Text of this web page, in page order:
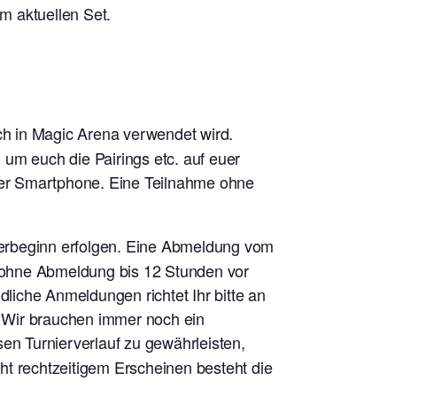
aktuellen Set.
in Magic Arena verwendet wird.
euch die Pairings etc. auf euer
Smartphone. Eine Teilnahme ohne
erfolgen. Eine Abmeldung vom
Abmeldung bis 12 Stunden vor
Anmeldungen richtet Ihr bitte an
brauchen immer noch ein
Turnierverlauf zu gewährleisten,
rechtzeitigem Erscheinen besteht die